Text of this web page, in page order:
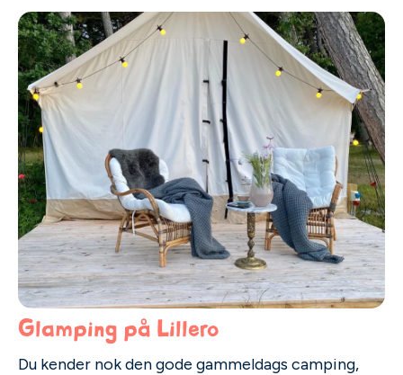
Glamping på Lillero
Du kender nok den gode gammeldags camping,